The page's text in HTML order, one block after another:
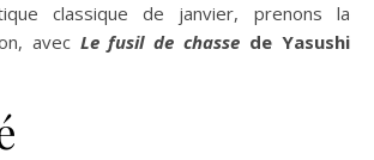
avec Le fusil de chasse de Yasushi